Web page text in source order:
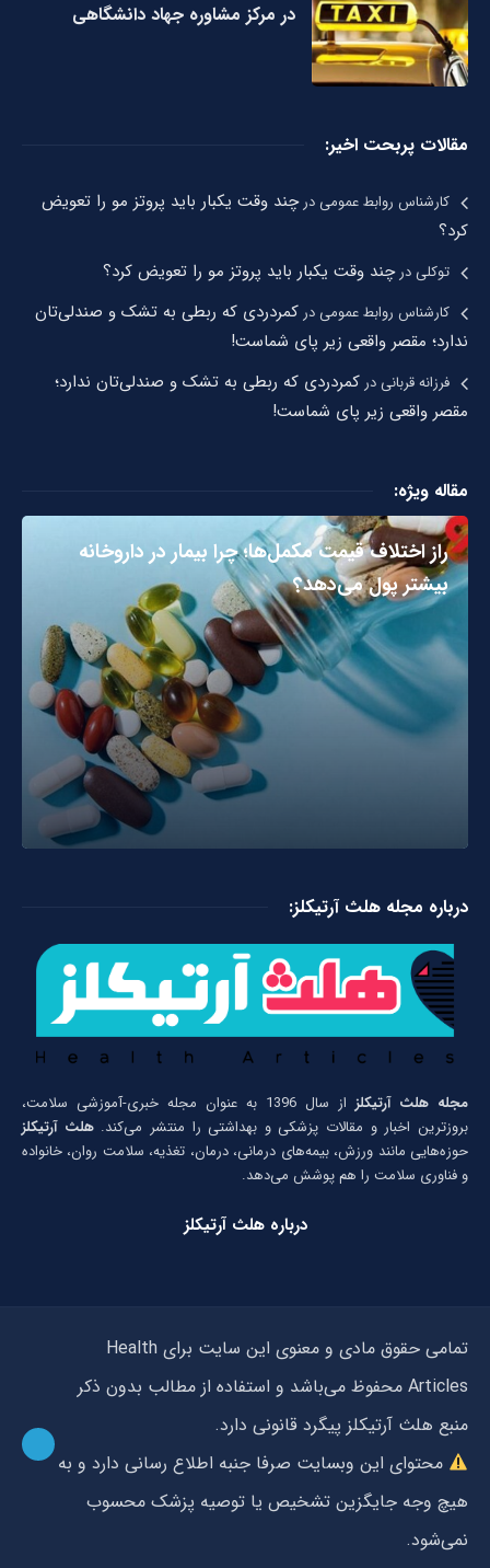
در مرکز مشاوره جهاد دانشگاهی
مقالات پربحت اخیر:
کارشناس روابط عمومیدرچند وقت یکبار باید پروتز مو را تعویض
کرد؟
توکلیدرچند وقت یکبار باید پروتز مو را تعویض کرد؟
کارشناس روابط عمومیدر کمردردی که ربطی به تشک و صندلی‌تان
ندارد؛ مقصر واقعی زیر پای شماست!
فرزانه قربانیدر کمردردی که ربطی به تشک و صندلی‌تان ندارد؛
مقصر واقعی زیر پای شماست!
مقاله ویژه:
راز اختلاف قیمت مکمل‌ها؛ چرا بیمار در داروخانه
بیشتر پول می‌دهد؟
درباره مجله هلث آرتیکلز:
مجله هلث آرتیکلز
از سال 1396 به عنوان مجله خبری-آموزشی سلامت،
بروزترین اخبار و مقالات پزشکی و بهداشتی را منتشر می‌کند.هلث آرتیکلز
حوزه‌هایی مانند ورزش، بیمه‌های درمانی، درمان، تغذیه، سلامت روان، خانواده
و فناوری سلامت را هم پوشش می‌دهد.
درباره هلث آرتیکلز
تمامی حقوق مادی و معنوی این سایت برای Health
Articles محفوظ می‌باشد و استفاده از مطالب بدون ذکر
منبع هلث آرتیکلز پیگرد قانونی دارد.
محتوای این وبسایت صرفا جنبه اطلاع رسانی دارد و به
هیچ وجه جایگزین تشخیص یا توصیه پزشک محسوب
نمی‌شود.